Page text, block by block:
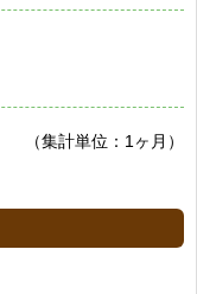
（集計単位：1ヶ月）